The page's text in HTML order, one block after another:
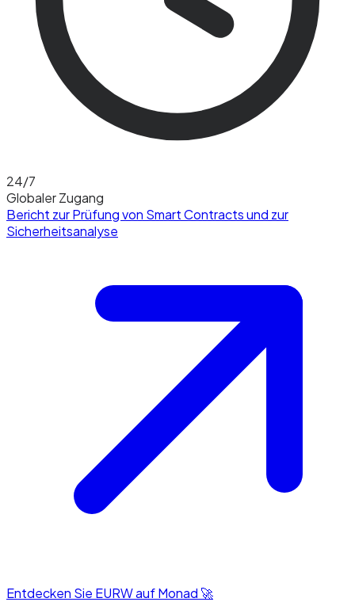
24/7
Globaler Zugang
Bericht zur Prüfung von Smart Contracts und zur
Sicherheitsanalyse
Entdecken Sie EURW auf Monad 🚀